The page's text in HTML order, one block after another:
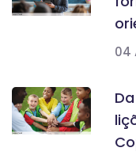
04